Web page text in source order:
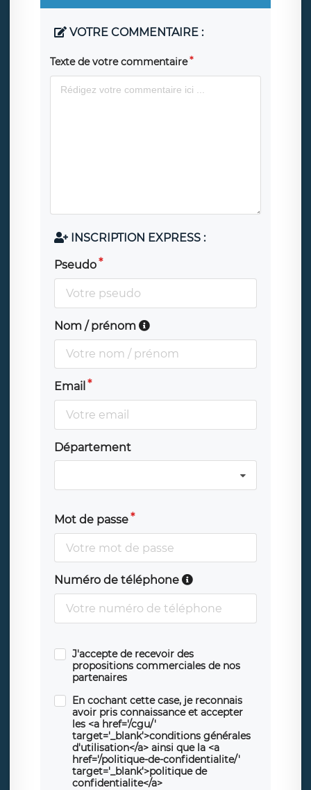
VOTRE COMMENTAIRE :
Texte de votre commentaire
INSCRIPTION EXPRESS :
Pseudo
Nom / prénom
Email
Département
Mot de passe
Numéro de téléphone
J'accepte de recevoir des
propositions commerciales de nos
partenaires
En cochant cette case, je reconnais
avoir pris connaissance et accepter
les <a href='/cgu/'
target='_blank'>conditions générales
d'utilisation</a> ainsi que la <a
href='/politique-de-confidentialite/'
target='_blank'>politique de
confidentialite</a>